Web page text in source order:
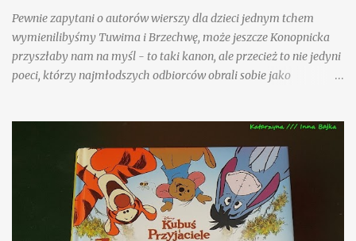
Pewnie zapytani o autorów wierszy dla dzieci jednym tchem
wymienilibyśmy Tuwima i Brzechwę, może jeszcze Konopnicka
przyszłaby nam na myśl - to taki kanon, ale przecież to nie jedyni
poeci, którzy najmłodszych odbiorców obrali sobie jako
Juliana Tuwima, po pozycjach zawierających teksty Wandy
Chotomskiej i Ludwika Jerzego Kerna, mamy teraz okazję
rozczytać się w wierszach i prozie Danuty Wawiłow. Zdarzyło się
nam już na tej stronie polecać wiersze poetki inspirowane
folklorem angielskim , pisałam także o sympatycznej lekturze
sennym marzeniom poświęconej ilustrowanej przez Jolę Richter-